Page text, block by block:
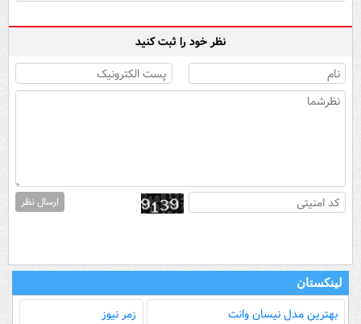
نظر خود را ثبت کنید
ارسال نظر
لینکستان
بهترین مدل‌ نیسان وانت زمر نیوز